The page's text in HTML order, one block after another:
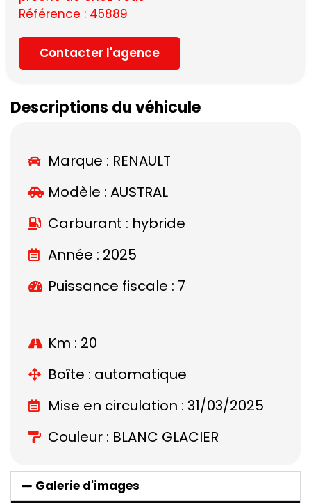
Référence : 45889
Contacter l'agence
Descriptions du véhicule
Marque : RENAULT
Modèle : AUSTRAL
Carburant : hybride
Année : 2025
Puissance fiscale : 7
Km : 20
Boîte : automatique
Mise en circulation : 31/03/2025
Couleur : BLANC GLACIER
Galerie d'images